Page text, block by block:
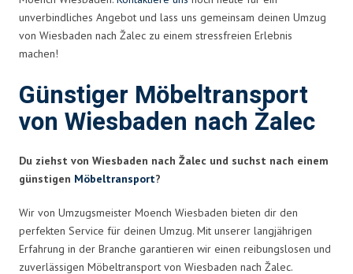
unverbindliches Angebot und lass uns gemeinsam deinen Umzug
von Wiesbaden nach Žalec zu einem stressfreien Erlebnis
machen!
Günstiger Möbeltransport
von Wiesbaden nach Žalec
Du ziehst von Wiesbaden nach Žalec und suchst nach einem
günstigen Möbeltransport?
Wir von Umzugsmeister Moench Wiesbaden bieten dir den
perfekten Service für deinen Umzug. Mit unserer langjährigen
Erfahrung in der Branche garantieren wir einen reibungslosen und
zuverlässigen Möbeltransport von Wiesbaden nach Žalec.